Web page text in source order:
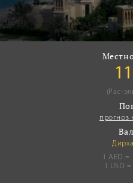
(Рас-
прогноз
1 AED =
1 USD